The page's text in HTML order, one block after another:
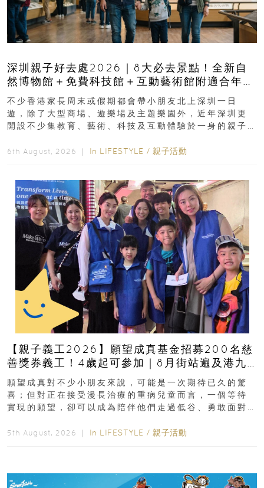
深圳親子好去處2026｜8大必去景點！全新自
然博物館＋免費科技館＋互動藝術館附適合年
齡、交通、門票、開放時間
不少香港家長周末或假期都會帶小朋友北上深圳一日
遊，除了大型商場、遊樂場及主題樂園外，近年深圳更
開設不少集教育、藝術、科技及互動體驗於一身的親子
6th August, 2026 ｜ In LIFESTYLE / 親子活動
【親子義工2026】願望成真基金招募200名慈
善獎券義工！4歲起可參加｜8月街站遍及港九
新界
願望成真對不少小朋友來說，可能是一次期待已久的驚
喜；但對正在接受漫長治療的重病兒童而言，一個等待
實現的願望，卻可以成為陪伴他們走過低谷、勇敢面對
5th August, 2026 ｜ In LIFESTYLE / 親子活動